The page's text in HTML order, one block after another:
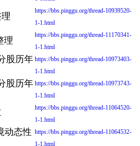
https://bbs.pinggu.org/thread-10939520-
1-1.html
理
https://bbs.pinggu.org/thread-11170341-
1-1.html
股历年 https://bbs.pinggu.org/thread-10973403-
1-1.html
股历年 https://bbs.pinggu.org/thread-10973743-
1-1.html
https://bbs.pinggu.org/thread-11064520-
1-1.html
动态性 https://bbs.pinggu.org/thread-11064532-
1-1.html